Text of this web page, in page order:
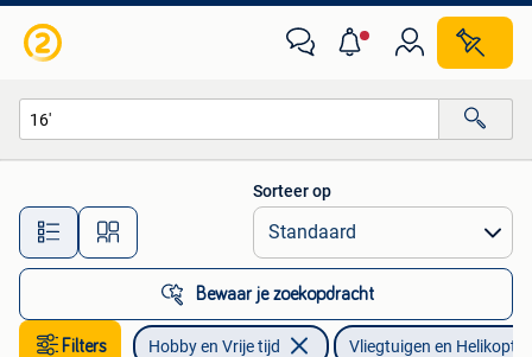
Alle afstanden…
Sorteer op
Bewaar je zoekopdracht
Filters Hobby en Vrije tijd Vliegtuigen en